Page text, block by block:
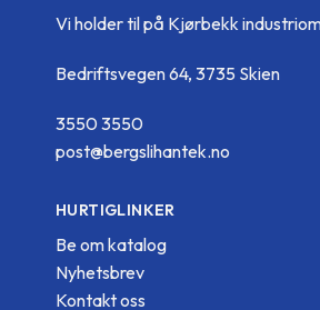
Vi holder til på Kjørbekk
Bedriftsvegen 64, 3735 Skien
3550 3550
post@bergslihantek.no
HURTIGLINKER
Be om katalog
Nyhetsbrev
Kontakt oss